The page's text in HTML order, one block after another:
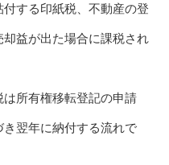
する印紙税、不動産の登
益が出た場合に課税され
所有権移転登記の申請
翌年に納付する流れで